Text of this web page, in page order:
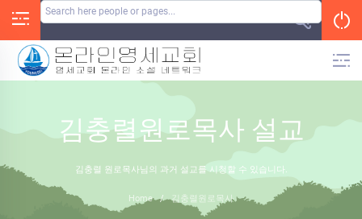
김충렬원로목사 설교
김충렬 원로목사님의 과거 설교를 시청할 수 있습니다.
Home / 김충렬원로목사